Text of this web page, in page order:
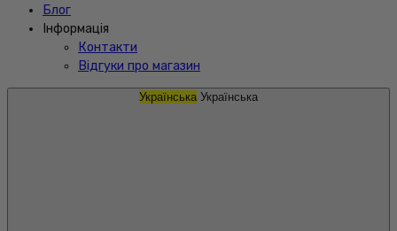
Блог
Інформація
Контакти
Відгуки про магазин
Українська Українська